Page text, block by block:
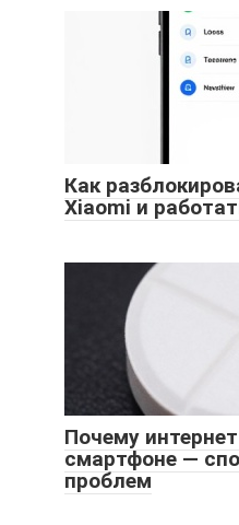
Как
Xiaomi и
Почему
смартфоне —
проблем